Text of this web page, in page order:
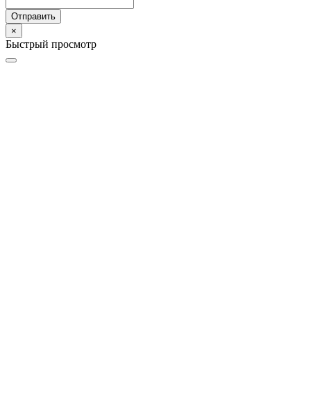
Отправить
×
Быстрый просмотр